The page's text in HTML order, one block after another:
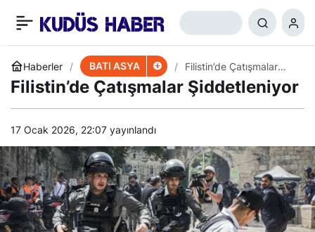
Haberler BATI ASYA
Filistin’de Çatışmalar
Şiddetleniyor
Filistin’de Çatışmalar Şiddetleniyor
17 Ocak 2026, 22:07 yayınlandı
OPEC Kararı ABD-Suud
Arasında Gerilim Yarattı
+ 0 Paylaş